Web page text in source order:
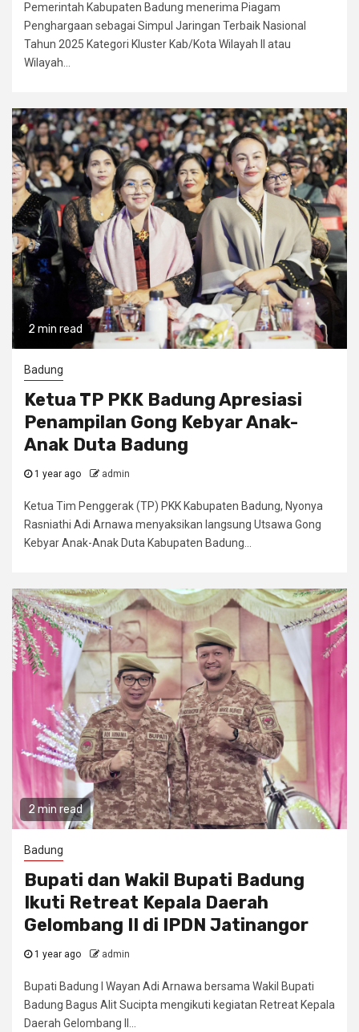
Pemerintah Kabupaten Badung menerima Piagam
Penghargaan sebagai Simpul Jaringan Terbaik Nasional
Tahun 2025 Kategori Kluster Kab/Kota Wilayah II atau
Wilayah...
2 min read
Badung
Ketua TP PKK Badung Apresiasi
Penampilan Gong Kebyar Anak-
Anak Duta Badung
1 year ago admin
Ketua Tim Penggerak (TP) PKK Kabupaten Badung, Nyonya
Rasniathi Adi Arnawa menyaksikan langsung Utsawa Gong
Kebyar Anak-Anak Duta Kabupaten Badung...
2 min read
Badung
Bupati dan Wakil Bupati Badung
Ikuti Retreat Kepala Daerah
Gelombang II di IPDN Jatinangor
1 year ago admin
Bupati Badung I Wayan Adi Arnawa bersama Wakil Bupati
Badung Bagus Alit Sucipta mengikuti kegiatan Retreat Kepala
Daerah Gelombang II...